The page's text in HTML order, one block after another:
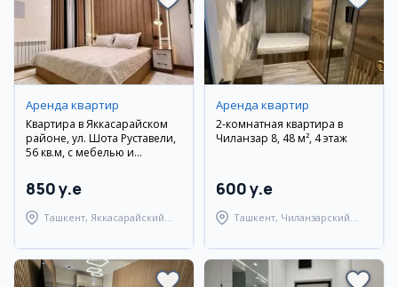
Аренда квартир
Квартира в Яккасарайском
районе, ул. Шота Руставели,
56 кв.м, с мебелью и
850 y.e
Ташкент, Яккасарайский
Аренда квартир
2-комнатная квартира в
Чиланзар 8, 48 м², 4 этаж
600 y.e
Ташкент, Чиланзарский